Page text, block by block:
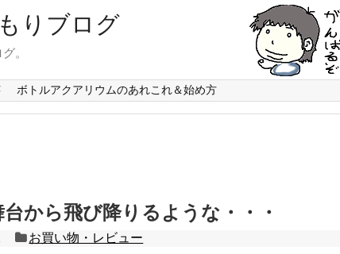
りブログ
。
ボトルアクアリウムのあれこれ＆始め方
から飛び降りるような・・・
お買い物・レビュー